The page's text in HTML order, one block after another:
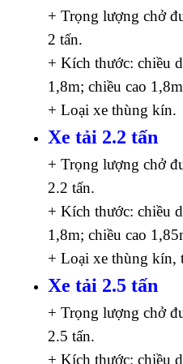
+ Trọng lượng chở
2 tấn.
+ Kích thước: chiều
1,8m; chiều cao
+ Loại xe thùng kín.
Xe tải 2.2 tấn
+ Trọng lượng chở
2.2 tấn.
+ Kích thước: chiều
1,8m; chiều cao
+ Loại xe thùng kín,
Xe tải 2.5 tấn
+ Trọng lượng chở
2.5 tấn.
+ Kích thước: chiều